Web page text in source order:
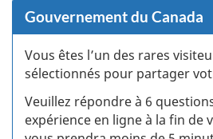
Gouvernement du Canada
Vous êtes l’un des rares
sélectionnés pour partager
Veuillez répondre à 6
expérience en ligne à la fin de